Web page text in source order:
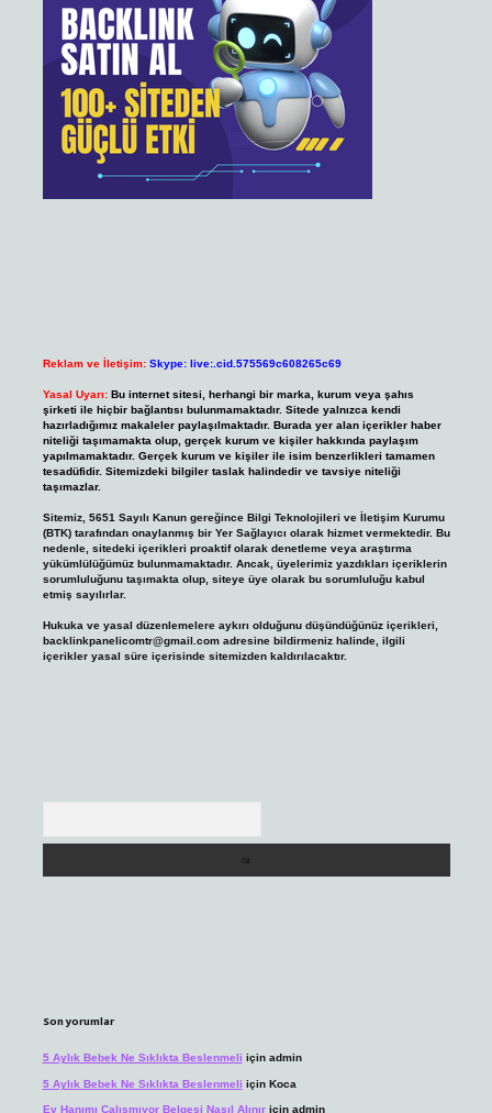
Reklam ve İletişim: Skype: live:.cid.575569c608265c69
Yasal Uyarı: Bu internet sitesi, herhangi bir marka, kurum veya şahıs
şirketi ile hiçbir bağlantısı bulunmamaktadır. Sitede yalnızca kendi
hazırladığımız makaleler paylaşılmaktadır. Burada yer alan içerikler haber
niteliği taşımamakta olup, gerçek kurum ve kişiler hakkında paylaşım
yapılmamaktadır. Gerçek kurum ve kişiler ile isim benzerlikleri tamamen
tesadüfidir. Sitemizdeki bilgiler taslak halindedir ve tavsiye niteliği
taşımazlar.
Sitemiz, 5651 Sayılı Kanun gereğince Bilgi Teknolojileri ve İletişim Kurumu
(BTK) tarafından onaylanmış bir Yer Sağlayıcı olarak hizmet vermektedir. Bu
nedenle, sitedeki içerikleri proaktif olarak denetleme veya araştırma
yükümlülüğümüz bulunmamaktadır. Ancak, üyelerimiz yazdıkları içeriklerin
sorumluluğunu taşımakta olup, siteye üye olarak bu sorumluluğu kabul
etmiş sayılırlar.
Hukuka ve yasal düzenlemelere aykırı olduğunu düşündüğünüz içerikleri,
backlinkpanelicomtr@gmail.comadresine bildirmeniz halinde, ilgili
içerikler yasal süre içerisinde sitemizden kaldırılacaktır.
Son yorumlar
5 Aylık Bebek Ne Sıklıkta Beslenmeli için admin
5 Aylık Bebek Ne Sıklıkta Beslenmeli için Koca
Ev Hanımı Çalışmıyor Belgesi Nasıl Alınıriçin admin